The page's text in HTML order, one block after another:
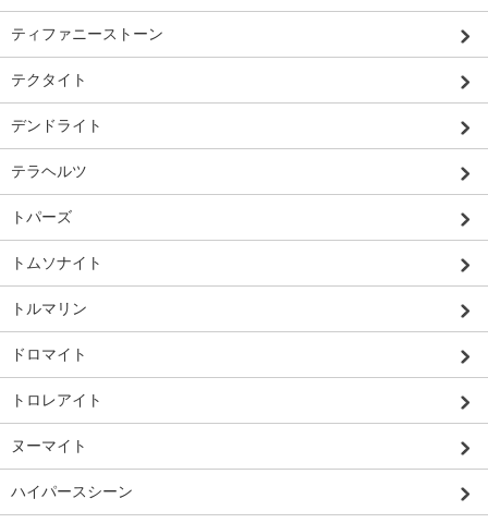
ティファニーストーン
テクタイト
デンドライト
テラヘルツ
トパーズ
トムソナイト
トルマリン
ドロマイト
トロレアイト
ヌーマイト
ハイパースシーン